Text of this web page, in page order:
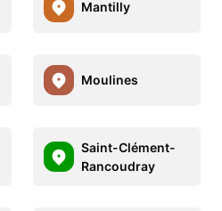
Mantilly
Moulines
Saint-Clément-
Rancoudray